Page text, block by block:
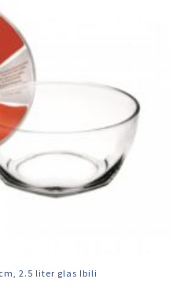
2.5 liter glas Ibili